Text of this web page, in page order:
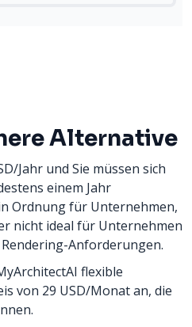
Alternative
Jahr und Sie müssen sich
einem Jahr
Ordnung für Unternehmen,
nicht ideal für Unternehmen
Anforderungen.
flexible
von 29 USD/Monat an, die